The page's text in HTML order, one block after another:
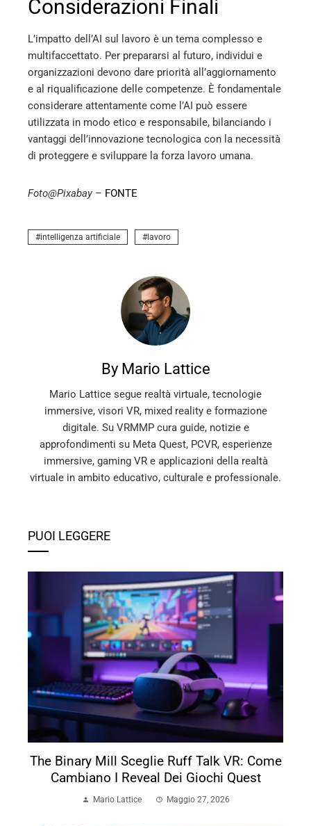
Considerazioni Finali
L’impatto dell’AI sul lavoro è un tema complesso e
multifaccettato. Per prepararsi al futuro, individui e
organizzazioni devono dare priorità all’aggiornamento
e al riqualificazione delle competenze. È fondamentale
considerare attentamente come l’AI può essere
utilizzata in modo etico e responsabile, bilanciando i
vantaggi dell’innovazione tecnologica con la necessità
di proteggere e sviluppare la forza lavoro umana.
Foto@Pixabay– FONTE
intelligenza artificiale lavoro
By Mario Lattice
Mario Lattice segue realtà virtuale, tecnologie
immersive, visori VR, mixed reality e formazione
digitale. Su VRMMP cura guide, notizie e
approfondimenti su Meta Quest, PCVR, esperienze
immersive, gaming VR e applicazioni della realtà
virtuale in ambito educativo, culturale e professionale.
PUOI LEGGERE
The Binary Mill Sceglie Ruff Talk VR: Come
Cambiano I Reveal Dei Giochi Quest
Mario Lattice Maggio 27, 2026